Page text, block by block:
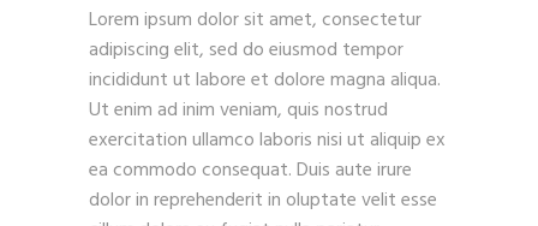
Lorem ipsum dolor sit amet, consectetur
adipiscing elit, sed do eiusmod tempor
incididunt ut labore et dolore magna aliqua.
Ut enim ad inim veniam, quis nostrud
exercitation ullamco laboris nisi ut aliquip ex
ea commodo consequat. Duis aute irure
dolor in reprehenderit in oluptate velit esse